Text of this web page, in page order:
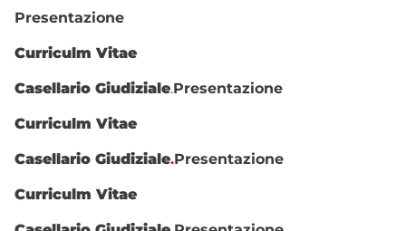
Presentazione
Curriculm Vitae
Casellario Giudiziale.Presentazione
Curriculm Vitae
Casellario Giudiziale.Presentazione
Curriculm Vitae